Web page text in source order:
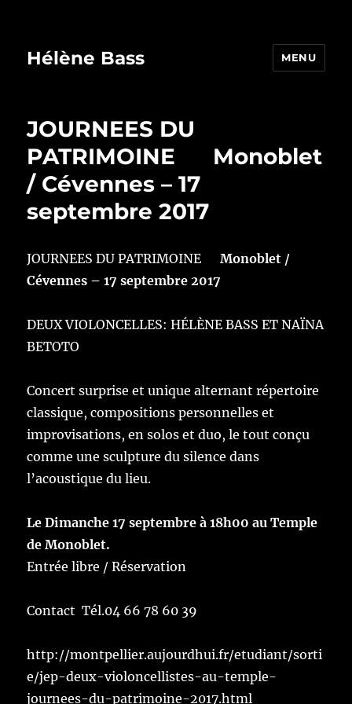
Hélène Bass MENU
JOURNEES DU
PATRIMOINE Monoblet
/ Cévennes – 17
septembre 2017
JOURNEES DU PATRIMOINEMonoblet /
Cévennes – 17 septembre 2017
DEUX VIOLONCELLES: HÉLÈNE BASS ET NAÏNA
BETOTO
Concert surprise et unique alternant répertoire
classique, compositions personnelles et
improvisations, en solos et duo, le tout conçu
comme une sculpture du silence dans
l’acoustique du lieu.
Le Dimanche 17 septembre à 18h00 au Temple
de Monoblet.
Entrée libre / Réservation
Contact Tél.04 66 78 60 39
http://montpellier.aujourdhui.fr/etudiant/sorti
e/jep-deux-violoncellistes-au-temple-
journees-du-patrimoine-2017.html